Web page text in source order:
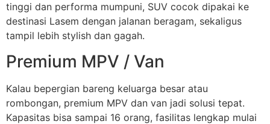
tinggi dan performa mumpuni, SUV cocok dipakai ke
destinasi Lasem dengan jalanan beragam, sekaligus
tampil lebih stylish dan gagah.
Premium MPV / Van
Kalau bepergian bareng keluarga besar atau
rombongan, premium MPV dan van jadi solusi tepat.
Kapasitas bisa sampai 16 orang, fasilitas lengkap mulai